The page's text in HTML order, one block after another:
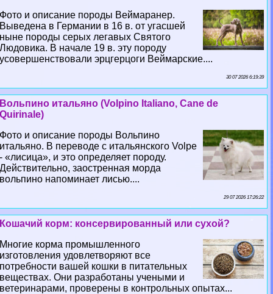
Фото и описание породы Веймаранер.
Выведена в Германии в 16 в. от угасшей
ныне породы серых легавых Святого
Людовика. В начале 19 в. эту породу
усовершенствовали эрцгерцоги Веймарские....
30 07 2026 6:19:39
Вольпино итальяно (Volpino Italiano, Cane de
Quirinale)
Фото и описание породы Вольпино
итальяно. В переводе с итальянского Volpe
- «лисица», и это определяет породу.
Действительно, заостренная морда
вольпино напоминает лисью....
29 07 2026 17:26:22
Кошачий корм: консервированный или сухой?
Многие корма промышленного
изготовления удовлетворяют все
потребности вашей кошки в питательных
веществах. Они разработаны учеными и
ветеринарами, проверены в контрольных опытах...